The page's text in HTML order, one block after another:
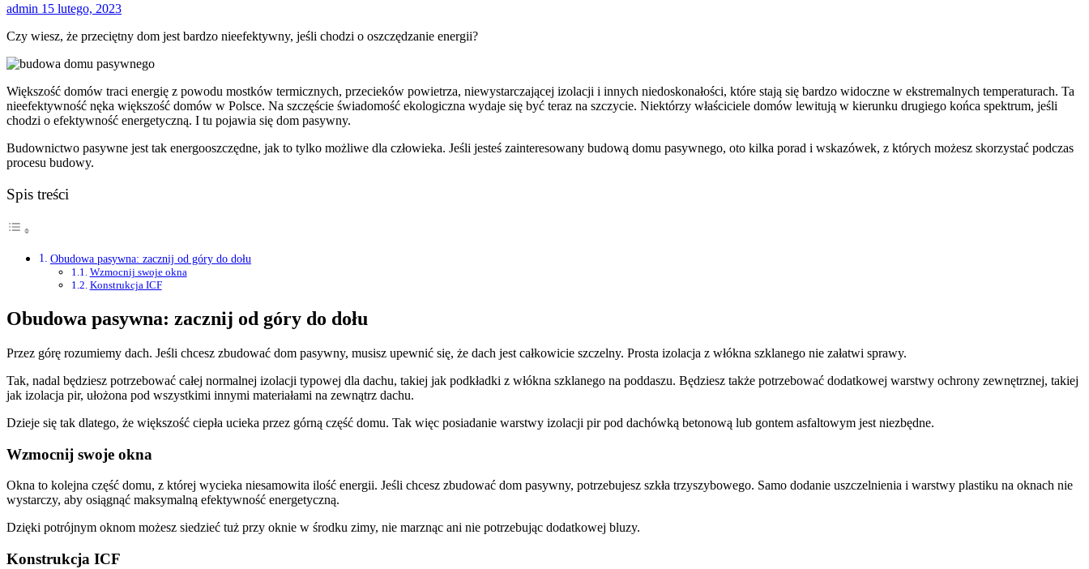
admin 15 lutego, 2023
Czy wiesz, że przeciętny dom jest bardzo nieefektywny, jeśli chodzi o oszczędzanie energii?
Większość domów traci energię z powodu mostków termicznych, przecieków powietrza, niewystarczającej izolacji i innych niedoskonałości, które stają się bardzo widoczne w ekstremalnych temperaturach. Ta
nieefektywność nęka większość domów w Polsce. Na szczęście świadomość ekologiczna wydaje się być teraz na szczycie. Niektórzy właściciele domów lewitują w kierunku drugiego końca spektrum, jeśli
chodzi o efektywność energetyczną. I tu pojawia się dom pasywny.
Budownictwo pasywne jest tak energooszczędne, jak to tylko możliwe dla człowieka. Jeśli jesteś zainteresowany budową domu pasywnego, oto kilka porad i wskazówek, z których możesz skorzystać podczas
procesu budowy.
Spis treści
Obudowa pasywna: zacznij od góry do dołu
Wzmocnij swoje okna
Konstrukcja ICF
Obudowa pasywna: zacznij od góry do dołu
Przez górę rozumiemy dach. Jeśli chcesz zbudować dom pasywny, musisz upewnić się, że dach jest całkowicie szczelny. Prosta izolacja z włókna szklanego nie załatwi sprawy.
Tak, nadal będziesz potrzebować całej normalnej izolacji typowej dla dachu, takiej jak podkładki z włókna szklanego na poddaszu. Będziesz także potrzebować dodatkowej warstwy ochrony zewnętrznej, takiej
jak izolacja pir, ułożona pod wszystkimi innymi materiałami na zewnątrz dachu.
Dzieje się tak dlatego, że większość ciepła ucieka przez górną część domu. Tak więc posiadanie warstwy izolacji pir pod dachówką betonową lub gontem asfaltowym jest niezbędne.
Wzmocnij swoje okna
Okna to kolejna część domu, z której wycieka niesamowita ilość energii. Jeśli chcesz zbudować dom pasywny, potrzebujesz szkła trzyszybowego. Samo dodanie uszczelnienia i warstwy plastiku na oknach nie
wystarczy, aby osiągnąć maksymalną efektywność energetyczną.
Dzięki potrójnym oknom możesz siedzieć tuż przy oknie w środku zimy, nie marznąc ani nie potrzebując dodatkowej bluzy.
Konstrukcja ICF